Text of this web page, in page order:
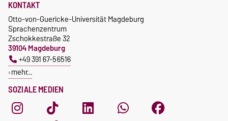
Anmeldung
Incomings
SOZIALE MEDIEN
KONTAKT
Otto-von-Guericke-Universität Magdeburg
Sprachenzentrum
Zschokkestraße 32
39104 Magdeburg
+49 391 67-56516
mehr…